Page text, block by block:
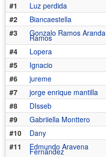
#1
Luz perdida
#2
Biancaestella
#3
Gonzalo Ramos Aranda
Ramos
#4
Lopera
#5
Ignacio
#6
jureme
#7
jorge enrique mantilla
#8
DIsseb
#9
Gabriiella Monttero
#10
Dany
#11
Edmundo Aravena
Fernández